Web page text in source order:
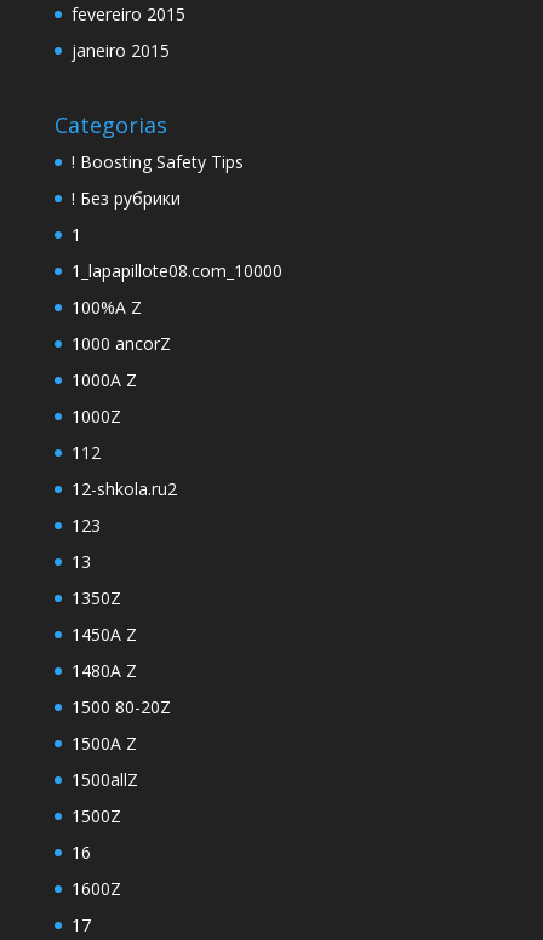
fevereiro 2015
janeiro 2015
Categorias
! Boosting Safety Tips
! Без рубрики
1
1_lapapillote08.com_10000
100%A Z
1000 ancorZ
1000A Z
1000Z
112
12-shkola.ru2
123
13
1350Z
1450A Z
1480A Z
1500 80-20Z
1500A Z
1500allZ
1500Z
16
1600Z
17